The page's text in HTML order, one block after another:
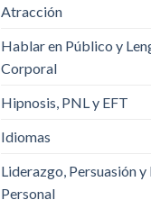
Atracción
Hablar en Público y
Corporal
Hipnosis, PNL y EFT
Idiomas
Liderazgo, Persuasión
Personal